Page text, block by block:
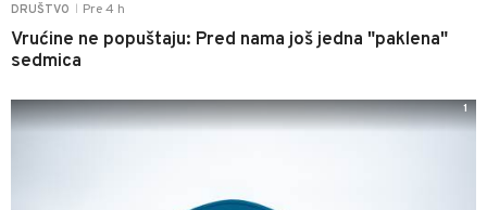
DRUŠTVO Pre 4 h
Vrućine ne popuštaju: Pred nama još jedna "paklena"
sedmica
1